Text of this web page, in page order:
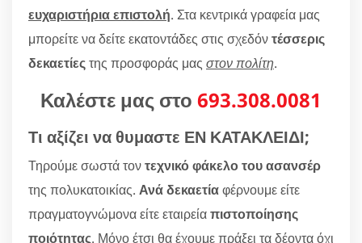
ευχαριστήρια επιστολή. Στα κεντρικά γραφεία μας
μπορείτε να δείτε εκατοντάδες στις σχεδόντέσσερις
δεκαετίεςτης προσφοράς μας στον πολίτη.
Καλέστε μας στο 693.308.0081
Τι αξίζει να θυμαστε ΕΝ ΚΑΤΑΚΛΕΙΔΙ;
Τηρούμε σωστά τοντεχνικό φάκελο του ασανσέρ
της πολυκατοικίας. Ανά δεκαετίαφέρνουμε είτε
πραγματογνώμονα είτε εταιρείαπιστοποίησης
ποιότητας. Μόνο έτσι θα έχουμε πράξει τα δέοντα όχι